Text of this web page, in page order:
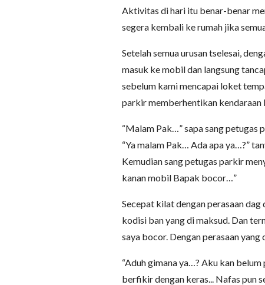
Aktivitas di hari itu benar-benar
segera kembali ke rumah jika
Setelah semua urusan tselesai,
masuk ke mobil dan langsung
sebelum kami mencapai loket
parkir memberhentikan kendaraan
“Malam Pak…” sapa sang petugas
“Ya malam Pak… Ada apa ya…?”
Kemudian sang petugas parkir
kanan mobil Bapak bocor…”
Secepat kilat dengan perasaan
kodisi ban yang di maksud. Dan
saya bocor. Dengan perasaan
“Aduh gimana ya…? Aku kan
berfikir dengan keras... Nafas pun